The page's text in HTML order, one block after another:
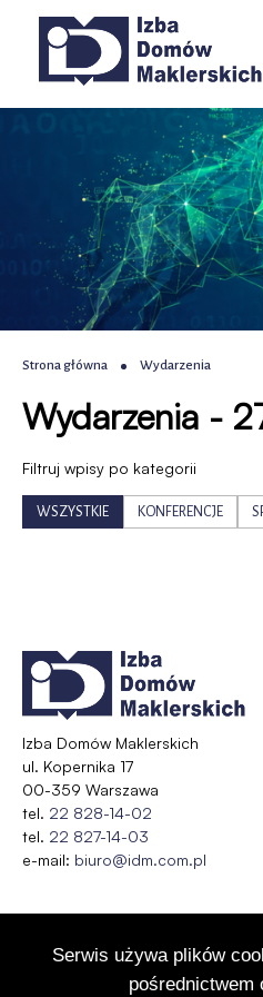
Serwis używa plików
pośrednictwem
Wydarzenia
Izba
Domów
Maklerskich
Przejdź
głównego
Przejdź
Przejdź
wyszukiwania
Przejdź
Ścieżka
nawigacyjna
Strona główna Wydarzenia
Wydarzenia -
Filtruj wpisy po kategorii
WSZYSTKIE KONFERENCJE
Izba Domów Maklerskich
ul. Kopernika 17
00-359 Warszawa
tel. 22 828-14-02
tel. 22 827-14-03
e-mail: biuro@idm.com.pl